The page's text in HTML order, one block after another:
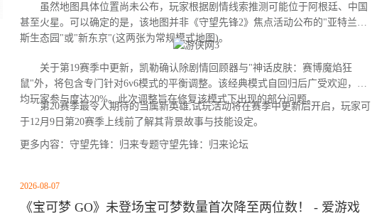
虽然地图具体位置尚未公布，玩家根据剧情线索推测可能位于阿根廷、中国
甚至火星。可以确定的是，该地图并非《守望先锋2》焦点活动公布的"亚特兰蒂
斯生态园"或"新东京"(这两张为常规模式地图)。
关于第19赛季中更新，凯勒确认除剧情回顾器与"神话皮肤：赛博魔焰狂
鼠"外，将包含专门针对6v6模式的平衡调整。该经典模式自回归后广受欢迎，日
均玩家参与度达20%。此次调整旨在修复该模式下出现的部分问题。
第20赛季最令人期待的当属新英雄,试玩活动将在赛季中更新后开启，玩家可
于12月9日第20赛季上线前了解其背景故事与技能设定。
更多内容：守望先锋：归来专题守望先锋：归来论坛
2026-08-07
《宝可梦 GO》未登场宝可梦数量首次降至两位数！ - 爱游戏